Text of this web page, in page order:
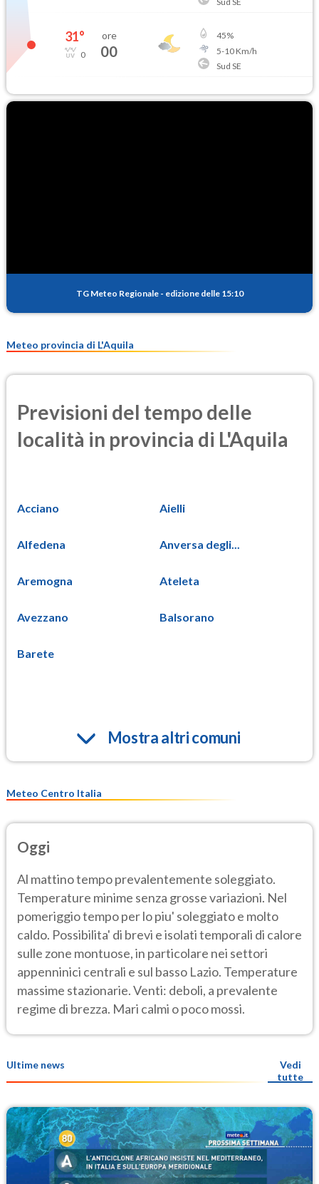
31°
0
ore
00
45%
5-10Km/h
Sud SE
TG Meteo Regionale - edizione delle 15:10
Meteo provincia di L'Aquila
Previsioni del tempo delle
località in provincia di L'Aquila
Acciano Aielli
Alfedena Anversa degli...
Aremogna Ateleta
Avezzano Balsorano
Barete
Mostra altri comuni
Meteo Centro Italia
Oggi
Al mattino tempo prevalentemente soleggiato.
Temperature minime senza grosse variazioni. Nel
pomeriggio tempo per lo piu' soleggiato e molto
caldo. Possibilita' di brevi e isolati temporali di calore
sulle zone montuose, in particolare nei settori
appenninici centrali e sul basso Lazio. Temperature
massime stazionarie. Venti: deboli, a prevalente
regime di brezza. Mari calmi o poco mossi.
Ultime news
Vedi
tutte